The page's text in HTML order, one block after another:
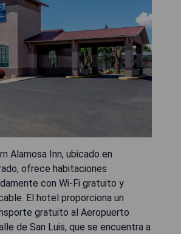
Alamosa Inn, ubicado en
ofrece habitaciones
con Wi-Fi gratuito y
El hotel proporciona un
gratuito al Aeropuerto
de San Luis, que se encuentra a